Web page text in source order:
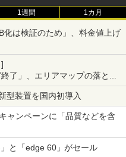
1週間 1カ月
化は検証のため」、料金値上げ
了」、エリアマップの落とし
型装置を国内初導入
ャンペーンに「品質などを含
と「edge 60」がセール